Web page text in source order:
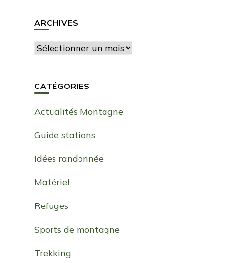
ARCHIVES
Archives
CATÉGORIES
Actualités Montagne
Guide stations
Idées randonnée
Matériel
Refuges
Sports de montagne
Trekking